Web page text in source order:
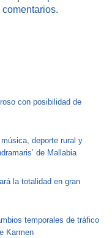
con posibilidad de
deporte rural y
de Mallabia
la totalidad en gran
temporales de tráfico
Karmen